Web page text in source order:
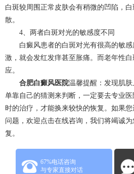
白斑较周围正常皮肤会有稍微的凹陷，
散。
4、两者白斑对光的敏感度不同
白癜风患者的白斑对光有很高的敏感
激，就会发红发痒甚至胀痛。而老年性
应。
合肥白癜风医院温馨提醒：发现肌
单靠自己的猜测来判断，一定要去专业
时的治疗，才能换来较快的恢复。如果
问题，欢迎点击在线咨询，我们将竭诚
复。
67%电话咨询
与专家直接对话